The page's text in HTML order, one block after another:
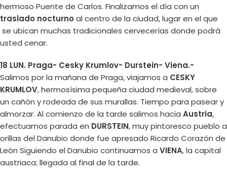
hermoso Puente de Carlos. Finalizamos el día con un
traslado nocturno al centro de la ciudad, lugar en el que
se ubican muchas tradicionales cervecerías donde podrá
usted cenar.
18 LUN. Praga- Cesky Krumlov- Durstein- Viena.-
Salimos por la mañana de Praga, viajamos a CESKY
KRUMLOV, hermosísima pequeña ciudad medieval, sobre
un cañón y rodeada de sus murallas. Tiempo para pasear y
almorzar. Al comienzo de la tarde salimos hacia Austria,
efectuamos parada en DURSTEIN, muy pintoresco pueblo a
orillas del Danubio donde fue apresado Ricardo Corazón de
León Siguiendo el Danubio continuamos a VIENA, la capital
austriaca; llegada al final de la tarde.